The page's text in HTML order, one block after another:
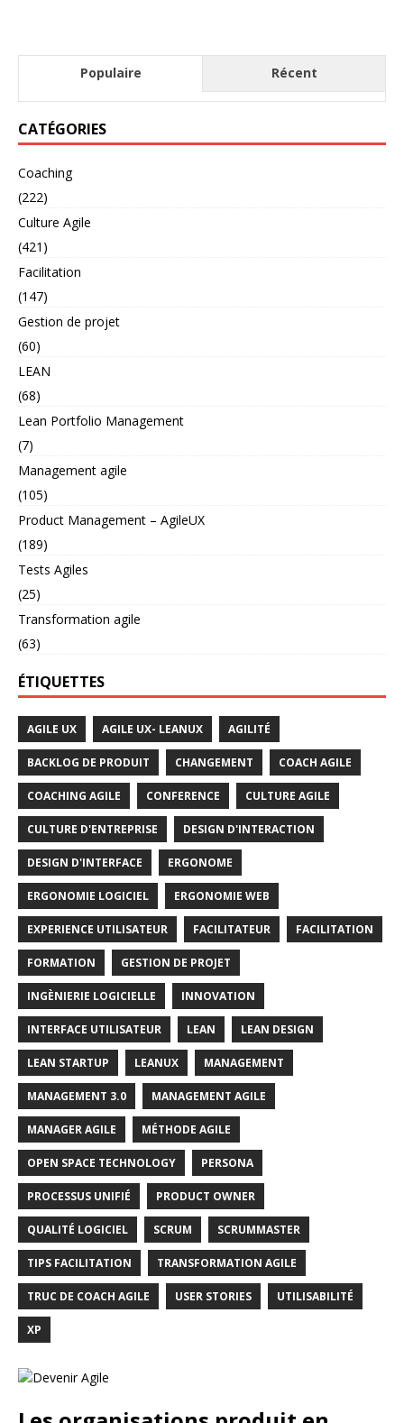
Populaire Récent
CATÉGORIES
Coaching
(222)
Culture Agile
(421)
Facilitation
(147)
Gestion de projet
(60)
LEAN
(68)
Lean Portfolio Management
(7)
Management agile
(105)
Product Management – AgileUX
(189)
Tests Agiles
(25)
Transformation agile
(63)
ÉTIQUETTES
AGILE UX AGILE UX- LEANUX AGILITÉ
BACKLOG DE PRODUIT CHANGEMENT COACH AGILE
COACHING AGILE CONFERENCE CULTURE AGILE
CULTURE D'ENTREPRISE DESIGN D'INTERACTION
DESIGN D'INTERFACE ERGONOME
ERGONOMIE LOGICIEL ERGONOMIE WEB
EXPERIENCE UTILISATEUR FACILITATEUR FACILITATION
FORMATION GESTION DE PROJET
INGÈNIERIE LOGICIELLE INNOVATION
INTERFACE UTILISATEUR LEAN LEAN DESIGN
LEAN STARTUP LEANUX MANAGEMENT
MANAGEMENT 3.0 MANAGEMENT AGILE
MANAGER AGILE MÉTHODE AGILE
OPEN SPACE TECHNOLOGY PERSONA
PROCESSUS UNIFIÉ PRODUCT OWNER
QUALITÉ LOGICIEL SCRUM SCRUMMASTER
TIPS FACILITATION TRANSFORMATION AGILE
TRUC DE COACH AGILE USER STORIES UTILISABILITÉ
XP